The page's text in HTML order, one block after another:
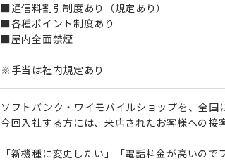
■通信料割引制度あり（規定あり）
■各種ポイント制度あり
■屋内全面禁煙
※手当は社内規定あり
ソフトバンク・ワイモバイルショップを、全国
今回入社する方には、来店されたお客様への接
「新機種に変更したい」「電話料金が高いので